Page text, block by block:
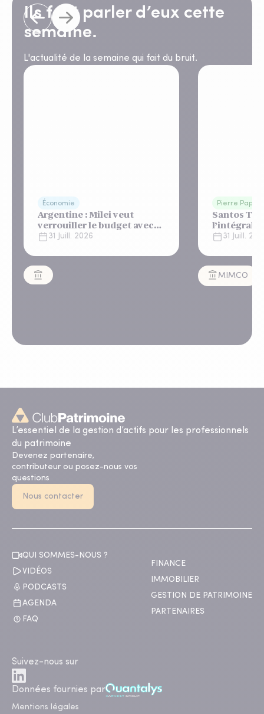
Ils font parler d’eux cette
semaine.
L'actualité de la semaine qui fait du bruit.
Économie
Argentine : Milei veut
verrouiller le budget avec
un "shutdown"
regard bienveillant du FMI
31 Juill. 2026
Pierre Papier
Santos
31 Juill.
MIMCO
L’essentiel de la gestion d’actifs pour les professionnels
du patrimoine
Devenez partenaire,
contributeur ou posez-nous vos
questions
Nous contacter
QUI SOMMES-NOUS ?
VIDÉOS
PODCASTS
AGENDA
FAQ
FINANCE
IMMOBILIER
GESTION DE PATRIMOINE
PARTENAIRES
Suivez-nous sur
Données fournies par
Mentions légales